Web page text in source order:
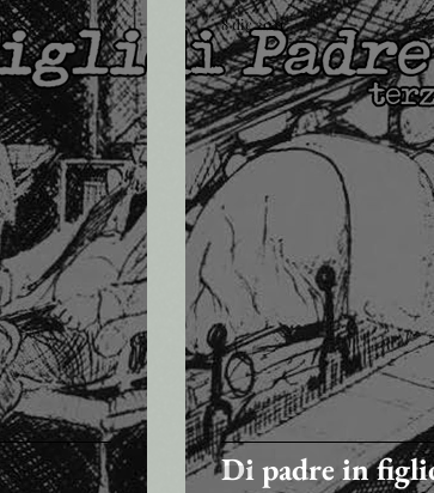
Di padre in
8 dic 2021